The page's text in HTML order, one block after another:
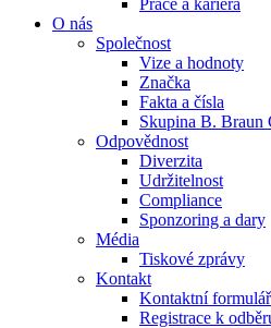
Práce a kariéra
O nás
Společnost
Vize a hodnoty
Značka
Fakta a čísla
Skupina B. Braun
Odpovědnost
Diverzita
Udržitelnost
Compliance
Sponzoring a dary
Média
Tiskové zprávy
Kontakt
Kontaktní formulář
Registrace k